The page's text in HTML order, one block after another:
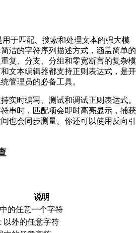
用于匹配、搜索和处理文本的强大模
洁的字符序列描述方式，涵盖简单的
复、分支、分组和零宽断言的复杂模
文本编辑器都支持正则表达式，是开
管理员的必备工具。
实时编写、测试和调试正则表达式。
串时，匹配项会即时高亮显示，捕获
也会同步测量。你还可以使用反向引
说明
的任意一个字符
以外的任意字符